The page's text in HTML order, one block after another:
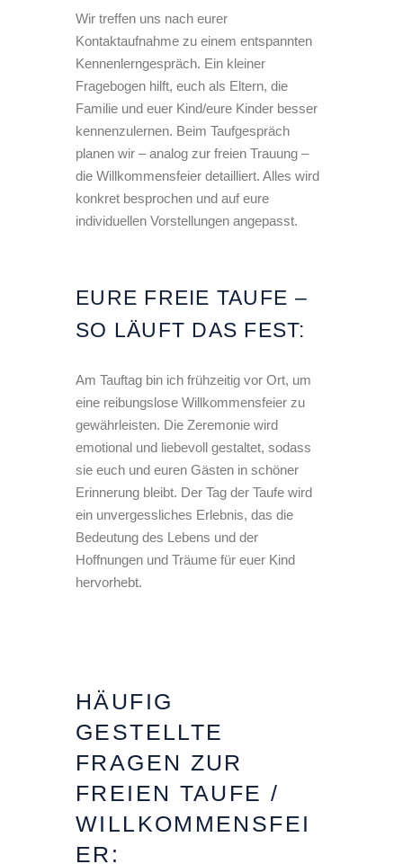
Wir treffen uns nach eurer
Kontaktaufnahme zu einem entspannten
Kennenlerngespräch. Ein kleiner
Fragebogen hilft, euch als Eltern, die
Familie und euer Kind/eure Kinder besser
kennenzulernen. Beim Taufgespräch
planen wir – analog zur freien Trauung –
die Willkommensfeier detailliert. Alles wird
konkret besprochen und auf eure
individuellen Vorstellungen angepasst.
EURE FREIE TAUFE –
SO LÄUFT DAS FEST:
Am Tauftag bin ich frühzeitig vor Ort, um
eine reibungslose Willkommensfeier zu
gewährleisten. Die Zeremonie wird
emotional und liebevoll gestaltet, sodass
sie euch und euren Gästen in schöner
Erinnerung bleibt. Der Tag der Taufe wird
ein unvergessliches Erlebnis, das die
Bedeutung des Lebens und der
Hoffnungen und Träume für euer Kind
hervorhebt.
HÄUFIG
GESTELLTE
FRAGEN ZUR
FREIEN TAUFE /
WILLKOMMENSFEI
ER: